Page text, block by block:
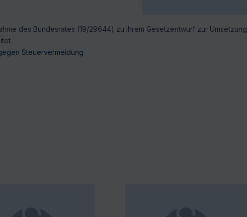
des Bundesrates (19/29644) zu ihrem Gesetzentwurf zur Umsetzung
Steuervermeidung